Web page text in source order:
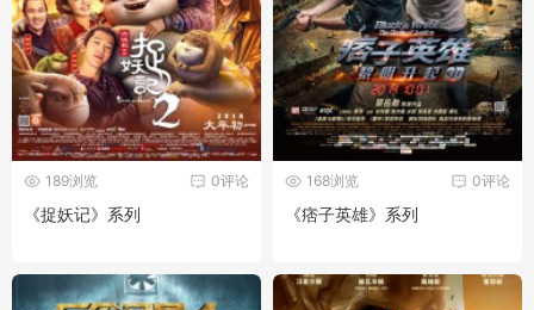
0评论
189浏览
《捉妖记》系列
0评论
168浏览
《痞子英雄》系列